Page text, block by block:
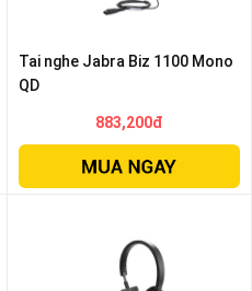
Tai nghe Jabra Biz 1100 Mono
QD
883,200đ